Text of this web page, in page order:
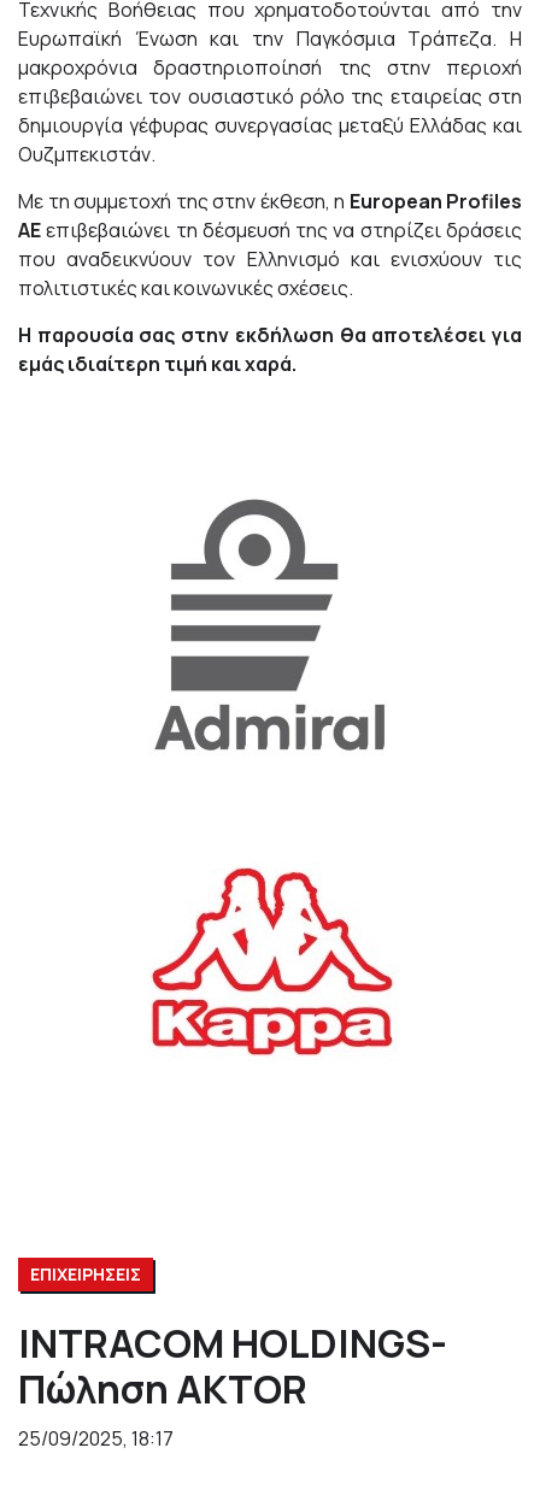
Τεχνικής Βοήθειας που χρηματοδοτούνται από την
Ευρωπαϊκή Ένωση και την Παγκόσμια Τράπεζα. Η
μακροχρόνια δραστηριοποίησή της στην περιοχή
επιβεβαιώνει τον ουσιαστικό ρόλο της εταιρείας στη
δημιουργία γέφυρας συνεργασίας μεταξύ Ελλάδας και
Ουζμπεκιστάν.
Με τη συμμετοχή της στην έκθεση, η European Profiles
ΑΕεπιβεβαιώνει τη δέσμευσή της να στηρίζει δράσεις
που αναδεικνύουν τον Ελληνισμό και ενισχύουν τις
πολιτιστικές και κοινωνικές σχέσεις.
Η παρουσία σας στην εκδήλωση θα αποτελέσει για
εμάς ιδιαίτερη τιμή και χαρά.
ΕΠΙΧΕΙΡΗΣΕΙΣ
INTRACOM HOLDINGS-
Πώληση AKTOR
25/09/2025, 18:17